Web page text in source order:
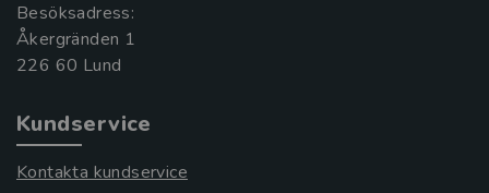
Besöksadress:
Åkergränden 1
Kundservice
Kontakta kundservice